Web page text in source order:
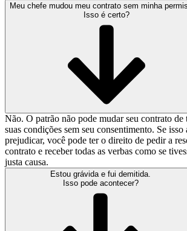
Meu chefe mudou meu contrato sem minha
Isso é certo?
Não. O patrão não pode mudar seu contrato de
suas condições sem seu consentimento. Se isso
prejudicar, você pode ter o direito de pedir a
contrato e receber todas as verbas como se
justa causa.
Estou grávida e fui demitida.
Isso pode acontecer?